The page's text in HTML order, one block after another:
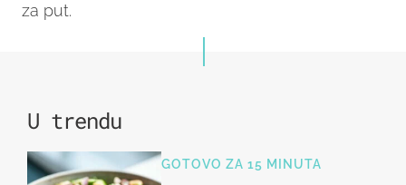
za put.
U trendu
GOTOVO ZA 15 MINUTA